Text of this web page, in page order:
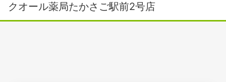
クオール薬局たかさご駅前2号店